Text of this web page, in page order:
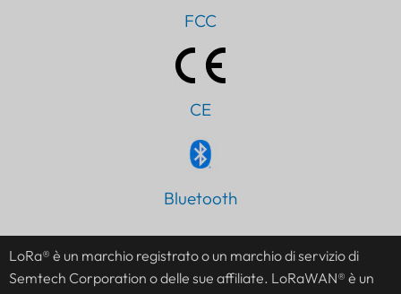
FCC
CE
Bluetooth
LoRa® è un marchio registrato o un marchio di servizio di
Semtech Corporation o delle sue affiliate. LoRaWAN® è un
AR